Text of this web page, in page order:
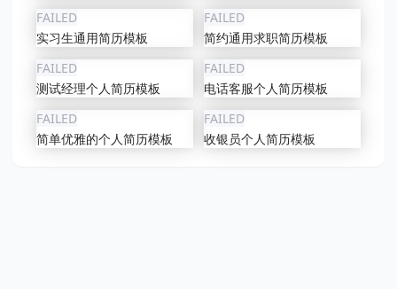
FAILED
实习生通用简历模板
FAILED
简约通用求职简历模板
FAILED
测试经理个人简历模板
FAILED
电话客服个人简历模板
FAILED
简单优雅的个人简历模板
FAILED
收银员个人简历模板